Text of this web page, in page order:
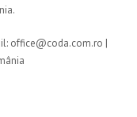
office@coda.com.ro |